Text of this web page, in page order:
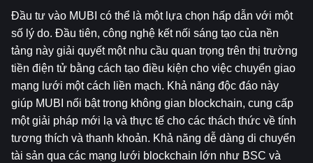
Đầu tư vào MUBI có thể là một lựa chọn hấp dẫn với một
số lý do. Đầu tiên, công nghệ kết nối sáng tạo của nền
tảng này giải quyết một nhu cầu quan trọng trên thị trường
tiền điện tử bằng cách tạo điều kiện cho việc chuyển giao
mạng lưới một cách liền mạch. Khả năng độc đáo này
giúp MUBI nổi bật trong không gian blockchain, cung cấp
một giải pháp mới lạ và thực tế cho các thách thức về tính
tương thích và thanh khoản. Khả năng dễ dàng di chuyển
tài sản qua các mạng lưới blockchain lớn như BSC và